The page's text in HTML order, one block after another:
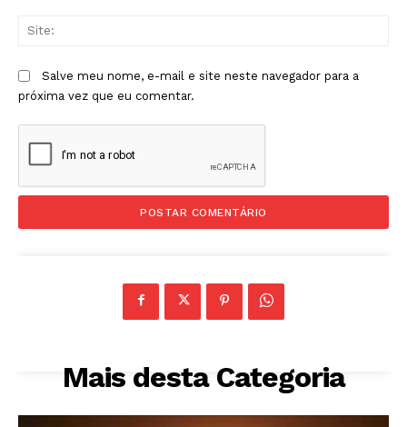
Salve meu nome, e-mail e site neste navegador para a
próxima vez que eu comentar.
Mais desta Categoria